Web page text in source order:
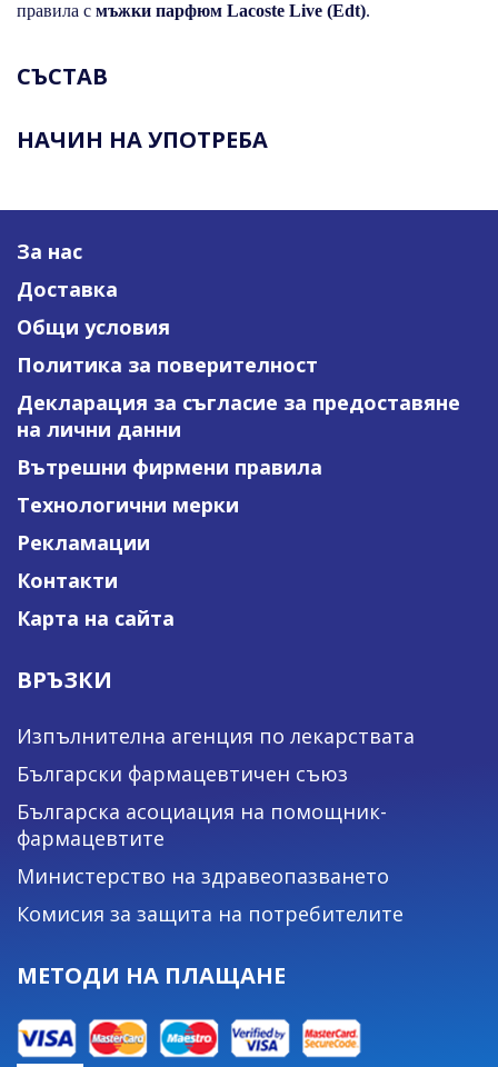
правила с мъжки парфюм Lacoste Live (Edt).
СЪСТАВ
НАЧИН НА УПОТРЕБА
За нас
Доставка
Общи условия
Политика за поверителност
Декларация за съгласие за предоставяне
на лични данни
Вътрешни фирмени правила
Технологични мерки
Рекламации
Контакти
Карта на сайта
ВРЪЗКИ
Изпълнителна агенция по лекарствата
Български фармацевтичен съюз
Българска асоциация на помощник-
фармацевтите
Министерство на здравеопазването
Комисия за защита на потребителите
МЕТОДИ НА ПЛАЩАНЕ